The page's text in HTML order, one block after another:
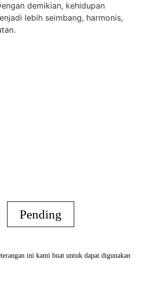
demikian, kehidupan
lebih seimbang, harmonis,
Pending
ini kami buat untuk dapat digunakan